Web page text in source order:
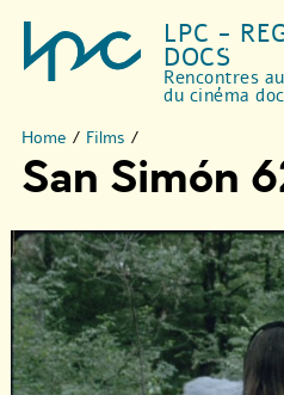
LPC -
DOCS
Rencontres
du cinéma
Home / Films /
San Simón